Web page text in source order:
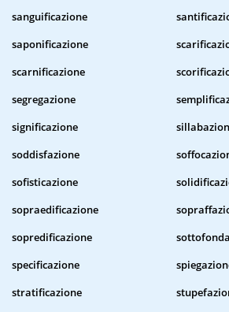
sanguificazione
saponificazione
scarnificazione
segregazione
significazione
soddisfazione
sofisticazione
sopraedificazione
sopredificazione
specificazione
stratificazione